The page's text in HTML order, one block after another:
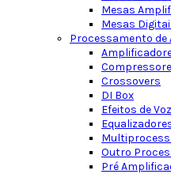
Mesas
Mesas
Processamento de
Crossovers
DI Box
Efeitos de Voz
Outro
Pré